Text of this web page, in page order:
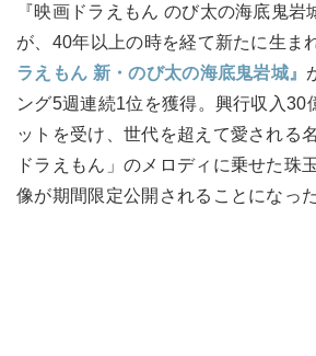
『映画ドラえもん のび太の海底鬼岩
が、40年以上の時を経て新たに生ま
ラえもん 新・のび太の海底鬼岩城』
ング5週連続1位を獲得。興行収入30
ットを受け、世代を超えて愛される
ドラえもん」のメロディに乗せた珠
像が期間限定公開されることになった